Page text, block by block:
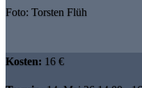
Foto: Torsten Flüh
Kosten: 16 €